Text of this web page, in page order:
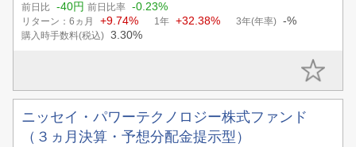
前日比 -40円 前日比率 -0.23%
リターン：6ヵ月 +9.74% 1年 +32.38% 3年(年率) -%
購入時手数料(税込) 3.30%
ニッセイ・パワーテクノロジー株式ファンド
（３ヵ月決算・予想分配金提示型）